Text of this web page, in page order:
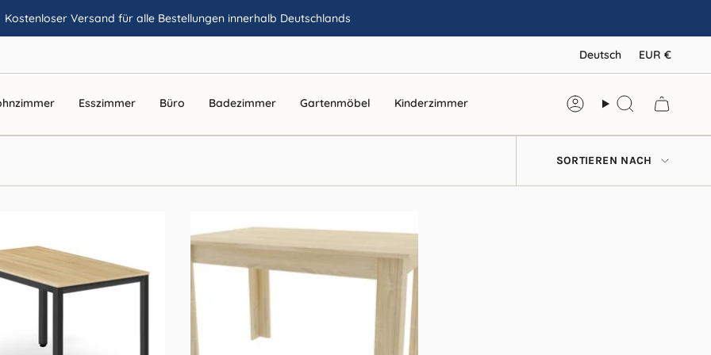
Kostenloser Versand für alle Bestellungen innerhalb Deutschlands
Deutsch EUR €
Esszimmer Büro Badezimmer Gartenmöbel Kinderzimmer Konto Suche
SORTIEREN NACH